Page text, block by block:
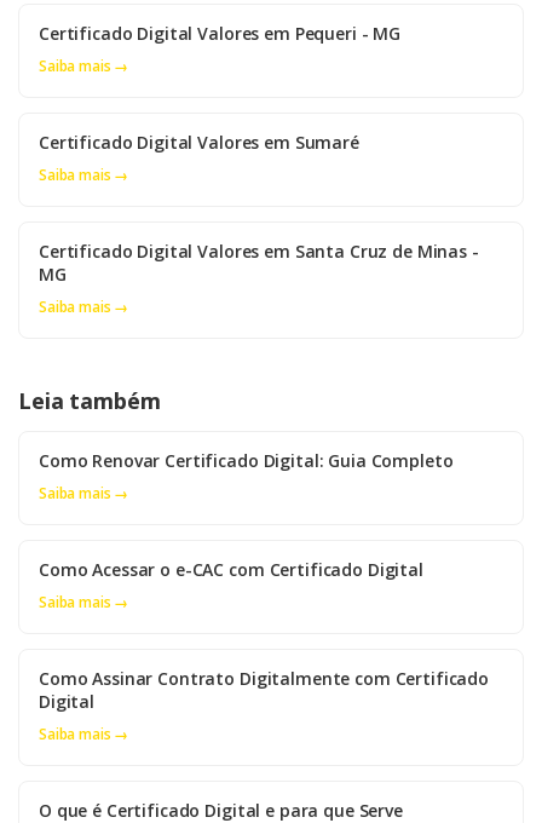
Certificado Digital Valores em Pequeri - MG
Saiba mais →
Certificado Digital Valores em Sumaré
Saiba mais →
Certificado Digital Valores em Santa Cruz de Minas -
MG
Saiba mais →
Leia também
Como Renovar Certificado Digital: Guia Completo
Saiba mais →
Como Acessar o e-CAC com Certificado Digital
Saiba mais →
Como Assinar Contrato Digitalmente com Certificado
Digital
Saiba mais →
O que é Certificado Digital e para que Serve